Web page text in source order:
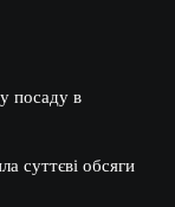
посаду в
суттєві обсяги